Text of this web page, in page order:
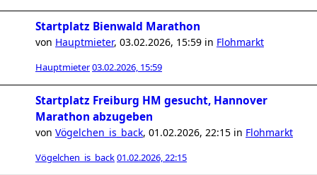
Startplatz Bienwald Marathon
von Hauptmieter, 03.02.2026, 15:59 in Flohmarkt
Hauptmieter03.02.2026, 15:59
Startplatz Freiburg HM gesucht, Hannover
Marathon abzugeben
von Vögelchen_is_back, 01.02.2026, 22:15 in Flohmarkt
Vögelchen_is_back01.02.2026, 22:15